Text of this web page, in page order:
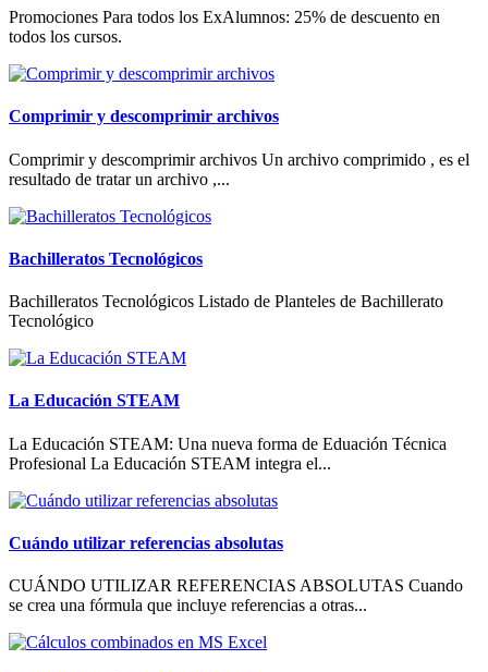
Promociones Para todos los ExAlumnos: 25% de descuento en
todos los cursos.
Comprimir y descomprimir archivos
Comprimir y descomprimir archivos Un archivo comprimido , es el
resultado de tratar un archivo ,...
Bachilleratos Tecnológicos
Bachilleratos Tecnológicos Listado de Planteles de Bachillerato
Tecnológico
La Educación STEAM
La Educación STEAM: Una nueva forma de Eduación Técnica
Profesional La Educación STEAM integra el...
Cuándo utilizar referencias absolutas
CUÁNDO UTILIZAR REFERENCIAS ABSOLUTAS Cuando
se crea una fórmula que incluye referencias a otras...